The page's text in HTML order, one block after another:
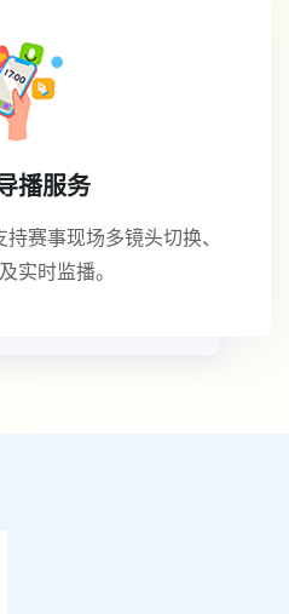
播服务
赛事现场多镜头切换、
实时监播。